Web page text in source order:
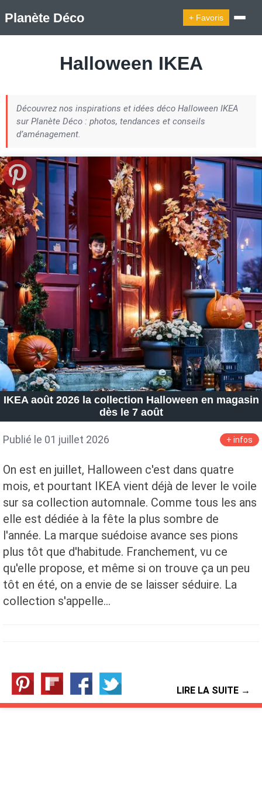
Planète Déco + Favoris
Appartement Design
Design Suédois En Quelques Photos
Maison En Ville
Méli-Mélo Suédois
Publi Reportage
Tendance
Interieurs Scandinaves
La Décoration Selon Votre Signe Astrologique
Les Trouvailles Déco Du Jour
Loft
Maison Appartement Écologique
Maison Container/container House
Maison D'hôtes
Maison Et Appartement Vintage
On Décode La Déco
Petite Surface
Piscine Question De Style
Renovation
Revue De Week End
Tiny House
Halloween IKEA
Découvrez nos inspirations et idées déco Halloween IKEA
sur Planète Déco : photos, tendances et conseils
d’aménagement.
IKEA août 2026 la collection Halloween en magasin
dès le 7 août
Publié le 01 juillet 2026 + infos
On est en juillet, Halloween c'est dans quatre
mois, et pourtant IKEA vient déjà de lever le voile
sur sa collection automnale. Comme tous les ans
elle est dédiée à la fête la plus sombre de
l'année. La marque suédoise avance ses pions
plus tôt que d'habitude. Franchement, vu ce
qu'elle propose, et même si on trouve ça un peu
tôt en été, on a envie de se laisser séduire. La
collection s'appelle…
LIRE LA SUITE →